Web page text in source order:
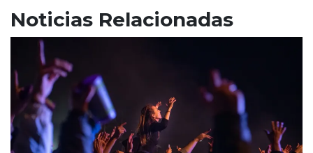
Noticias Relacionadas